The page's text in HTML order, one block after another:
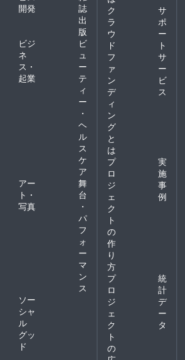
開発
誌
出
版
ビジ
ネ
ス・
起業
ビ
ュ
ー
テ
ィ
ー
・
ヘ
ル
ス
ケ
ア
アー
ト・
写真
舞
台
・
パ
フ
ォ
ー
マ
ン
ス
ソー
シャ
ル
グッ
ド
ク
ラ
ウ
ド
フ
ァ
ン
デ
ィ
ン
グ
と
は
サ
ポ
ー
ト
サ
ー
ビ
ス
プ
ロ
ジ
ェ
ク
ト
の
作
り
方
実
施
事
例
プ
ロ
ジ
ェ
ク
ト
の
統
計
デ
ー
タ